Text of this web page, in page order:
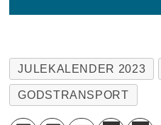
JULEKALENDER 2023
GODSTRANSPORT